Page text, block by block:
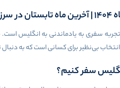
سفری به یادماندنی به انگلیس است.
بی‌نظیر برای کسانی است که به
سفر کنیم؟